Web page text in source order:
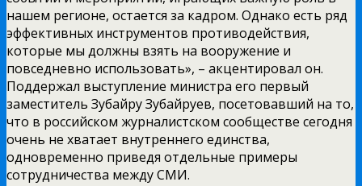
нашем регионе, остается за кадром. Однако есть ряд
эффективных инструментов противодействия,
которые мы должны взять на вооружение и
повседневно использовать», – акцентировал он.
Поддержал выступление министра его первый
заместитель Зубайру Зубайруев, посетовавший на то,
что в российском журналистском сообществе сегодня
очень не хватает внутреннего единства,
одновременно приведя отдельные примеры
сотрудничества между СМИ.